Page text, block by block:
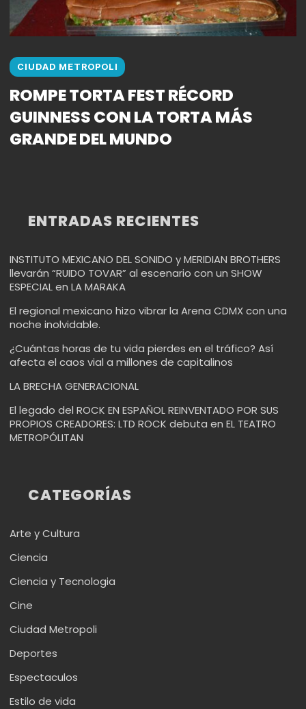
CIUDAD METROPOLI
ROMPE TORTA FEST RÉCORD
GUINNESS CON LA TORTA MÁS
GRANDE DEL MUNDO
ENTRADAS RECIENTES
INSTITUTO MEXICANO DEL SONIDO y MERIDIAN BROTHERS
llevarán “RUIDO TOVAR” al escenario con un SHOW
ESPECIAL en LA MARAKA
El regional mexicano hizo vibrar la Arena CDMX con una
noche inolvidable.
¿Cuántas horas de tu vida pierdes en el tráfico? Así
afecta el caos vial a millones de capitalinos
LA BRECHA GENERACIONAL
El legado del ROCK EN ESPAÑOL REINVENTADO POR SUS
PROPIOS CREADORES: LTD ROCK debuta en EL TEATRO
METROPÓLITAN
CATEGORÍAS
Arte y Cultura
Ciencia
Ciencia y Tecnologia
Cine
Ciudad Metropoli
Deportes
Espectaculos
Estilo de vida